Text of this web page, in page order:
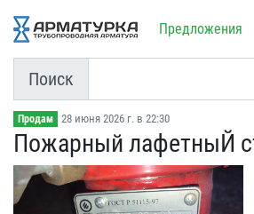
Предложения
Поиск
Продам 28 июня 2026 г. в 22:30
Пожарный лафетныЙ